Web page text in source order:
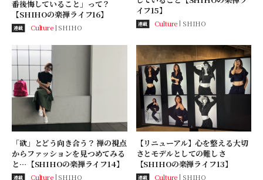
番後悔していること」って？
【SHIHOの楽禅ライフ16】
連載 Culture SHIHO
イフ15】
連載 Culture SHIHO
「欲」とどう向き合う？ 禅の視点
からファッションを見つめてみる
と…【SHIHOの楽禅ライフ14】
連載 Culture SHIHO
【リニューアル】心を整える大切
さとモデルとしての難しさ
【SHIHOの楽禅ライフ13】
連載 Culture SHIHO